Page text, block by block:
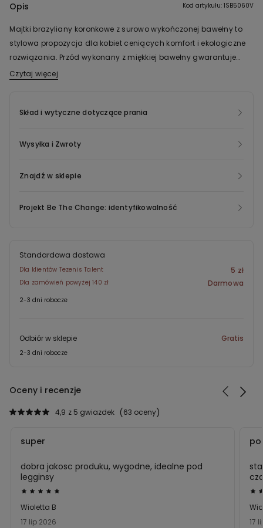
Opis Kod artykułu: 1SB5060V
Majtki brazyliany koronkowe z surowo wykończonej bawełny to
stylowa propozycja dla kobiet ceniących komfort i ekologiczne
rozwiązania. Przód wykonany z miękkiej bawełny gwarantuje
wygodę, a tył z delikatnej koronki dodaje subtelnej elegancji.
wspiera świadome podejście do mody. Bawełniany klin podnosi
wyborem na co dzień. Koronka w tym modelu jest wykonana z
na różne sposoby: pod sukienkę koktajlową na wieczorne wyjście
biustonoszem koronkowym. Te koronkowe brazyliany idealnie
łączą wygodę i wyjątkowy wygląd. Spraw, by Twoja bieliźniana
szuflada była pełna stylowych i ekologicznych rozwiązań już
dziś!
Czytaj więcej
Skład i wytyczne dotyczące prania
Wysyłka i Zwroty
Znajdź w sklepie
Projekt Be The Change: identyfikowalność
Standardowa dostawa
Dla klientów Tezenis Talent 5 zł
Dla zamówień powyżej 140 zł Darmowa
2-3 dni robocze
Odbiór w sklepie Gratis
2-3 dni robocze
Oceny i recenzje
63 oceny
4,9 z 5 gwiazdek
Ocena
5
z
17 lip 2026
Wioletta B
super
dobra jakosc produku, wygodne, idealne pod
legginsy
5
z
17